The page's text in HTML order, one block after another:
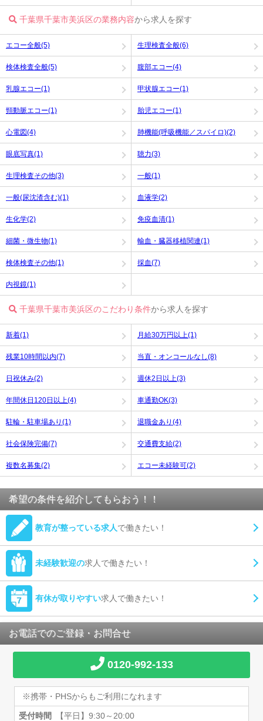
千葉県千葉市美浜区の業務内容から求人を探す
エコー全般(5) 生理検査全般(6)
検体検査全般(5) 腹部エコー(4)
乳腺エコー(1) 甲状腺エコー(1)
頸動脈エコー(1) 胎児エコー(1)
心電図(4) 肺機能(呼吸機能／スパイロ)(2)
眼底写真(1) 聴力(3)
生理検査その他(3) 一般(1)
一般(尿沈渣含む)(1) 血液学(2)
生化学(2) 免疫血清(1)
細菌・微生物(1) 輸血・臓器移植関連(1)
検体検査その他(1) 採血(7)
内視鏡(1)
千葉県千葉市美浜区のこだわり条件から求人を探す
新着(1) 月給30万円以上(1)
残業10時間以内(7) 当直・オンコールなし(8)
日祝休み(2) 週休2日以上(3)
年間休日120日以上(4) 車通勤OK(3)
駐輪・駐車場あり(1) 退職金あり(4)
社会保険完備(7) 交通費支給(2)
複数名募集(2) エコー未経験可(2)
希望の条件を紹介してもらおう！！
教育が整っている求人で働きたい！
未経験歓迎の求人で働きたい！
有休が取りやすい求人で働きたい！
お電話でのご登録・お問合せ
0120-992-133
※携帯・PHSからもご利用になれます
受付時間 【平日】9:30～20:00